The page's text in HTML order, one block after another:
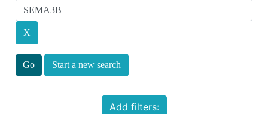
Start a new search
Add filters: